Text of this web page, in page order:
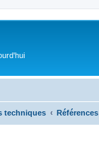
techniques Références